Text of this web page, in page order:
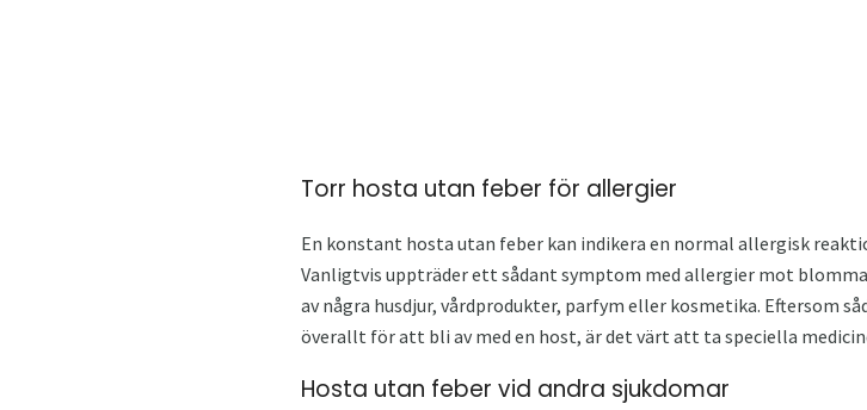
Torr hosta utan feber för allergier
En konstant hosta utan feber kan indikera en normal allergisk
Vanligtvis uppträder ett sådant symptom med allergier mot
av några husdjur, vårdprodukter, parfym eller kosmetika. Eftersom
överallt för att bli av med en host, är det värt att ta speciella
Hosta utan feber vid andra sjukdomar